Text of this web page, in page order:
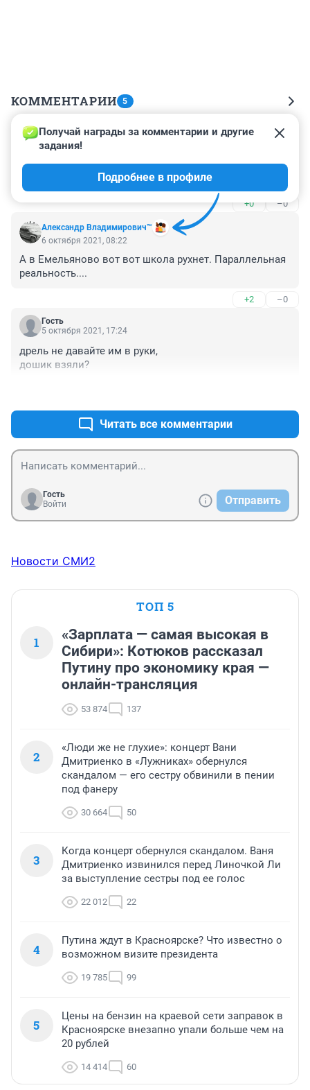
КОММЕНТАРИИ 5
Гость
7 октября 2021, 02:37
Доставили на орбиту 100 с лишним кг безполезного
груза за наши с вами налоги
+0 –0
Александр Владимирович™
Получай награды за комментарии и другие
задания!
Подробнее в профиле
6 октября 2021, 08:22
А в Емельяново вот вот школа рухнет. Параллельная
реальность....
+2 –0
Гость
5 октября 2021, 17:24
дрель не давайте им в руки,
дошик взяли?
Читать все комментарии
Гость
Войти
Отправить
Новости СМИ2
ТОП 5
1
«Зарплата — самая высокая в
Сибири»: Котюков рассказал
Путину про экономику края —
онлайн-трансляция
53 874 137
2
«Люди же не глухие»: концерт Вани
Дмитриенко в «Лужниках» обернулся
скандалом — его сестру обвинили в пении
под фанеру
30 664 50
3
Когда концерт обернулся скандалом. Ваня
Дмитриенко извинился перед Линочкой Ли
за выступление сестры под ее голос
22 012 22
4
Путина ждут в Красноярске? Что известно о
возможном визите президента
19 785 99
5
Цены на бензин на краевой сети заправок в
Красноярске внезапно упали больше чем на
20 рублей
14 414 60